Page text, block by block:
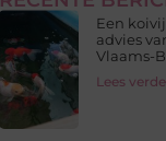
Een
advies
Vlaams-
Lees